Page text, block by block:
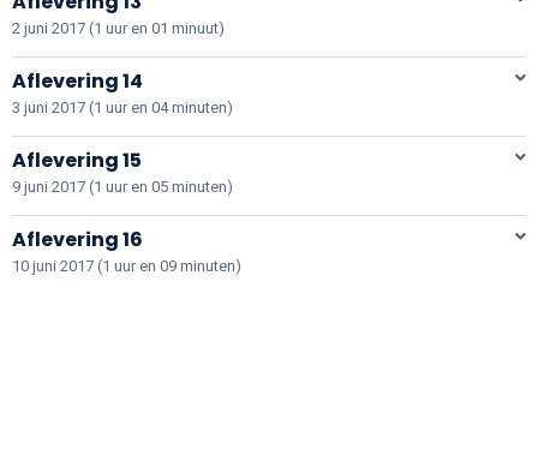
2 juni 2017 (1 uur en 01 minuut)
Aflevering 14
3 juni 2017 (1 uur en 04 minuten)
Aflevering 15
9 juni 2017 (1 uur en 05 minuten)
Aflevering 16
10 juni 2017 (1 uur en 09 minuten)